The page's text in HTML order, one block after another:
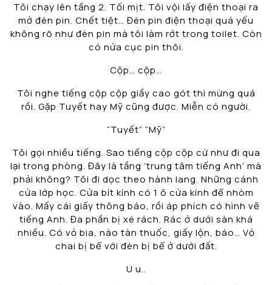
Tôi chạy lên tầng 2. Tối mịt. Tôi vội lấy điện thoại ra
mở đèn pin. Chết tiệt… Đèn pin điện thoại quá yếu
không rõ như đèn pin mà tôi làm rớt trong toilet. Còn
có nửa cục pin thôi.
Cộp… cộp…
Tôi nghe tiếng cộp cộp giầy cao gót thì mừng quá
rồi. Gặp Tuyết hay Mỹ cũng được. Miễn có người.
“Tuyết” “Mỹ”
Tôi gọi nhiều tiếng. Sao tiếng cộp cộp cứ như đi qua
lại trong phòng. Đây là tầng ‘trung tâm tiếng Anh’ mà
phải không? Tôi đi dọc theo hành lang. Những cánh
cửa lớp học. Cửa bít kính có 1 ô cửa kính để nhòm
vào. Mấy cái giấy thông báo, rồi áp phích có hình vẽ
tiếng Anh. Đa phần bị xé rách. Rác ở dưới sàn khá
nhiều. Có vỏ bia, nào tàn thuốc, giấy lộn, báo… Vỏ
chai bị bể với đèn bị bể ở dưới đất.
U u..